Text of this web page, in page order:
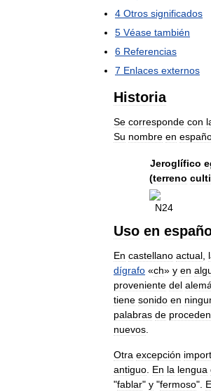
4 Otros significados
5 Véase también
6 Referencias
7 Enlaces externos
Historia
Se corresponde con
Su nombre en
Jeroglífico
(terreno
Uso en
En castellano actual
dígrafo «ch» y en
proveniente del
tiene sonido en
palabras de
nuevos
Otra excepción
antiguo En la lengua
"fablar" y "fermoso".